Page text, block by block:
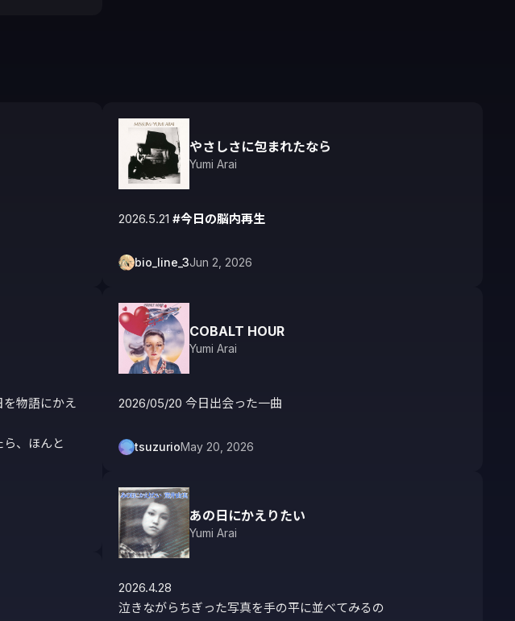
を物語にかえ
、ほんと
やさしさに包まれたなら
Yumi Arai
2026.5.21 #今日の脳内再生
bio_line_3Jun 2, 2026
COBALT HOUR
Yumi Arai
2026/05/20 今日出会った一曲
tsuzurioMay 20, 2026
あの日にかえりたい
Yumi Arai
2026.4.28
泣きながらちぎった写真を手の平に並べてみるの